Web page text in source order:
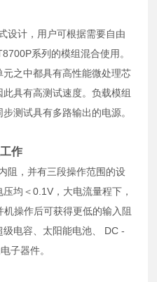
设计，用户可根据需要自由
系列的模组混合使用。
之中都具有高性能微处理芯
具有高测试速度。负载模组
测试具有多路输出的电源。
作
阻，并有三段操作范围的设
均＜0.1V，大电流量程下，
操作后可获得更低的输入阻
电容、太阳能电池、 DC -
子器件。